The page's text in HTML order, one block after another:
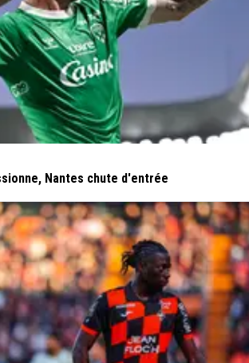
Nantes chute d'entrée